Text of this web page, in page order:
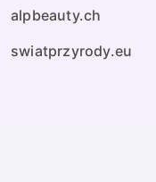
alpbeauty.ch
swiatprzyrody.eu